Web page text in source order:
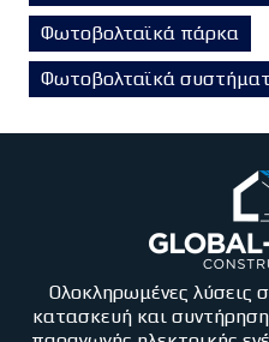
Φωτοβολταϊκά πάρκα
Φωτοβολταϊκά
Ολοκληρωμένες λύσεις
κατασκευή και